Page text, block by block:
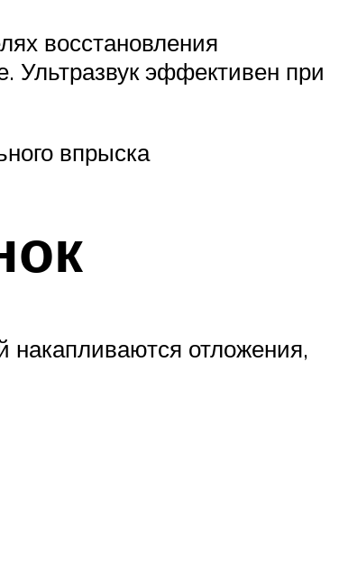
восстановления
Ультразвук эффективен при
впрыска
накапливаются отложения,